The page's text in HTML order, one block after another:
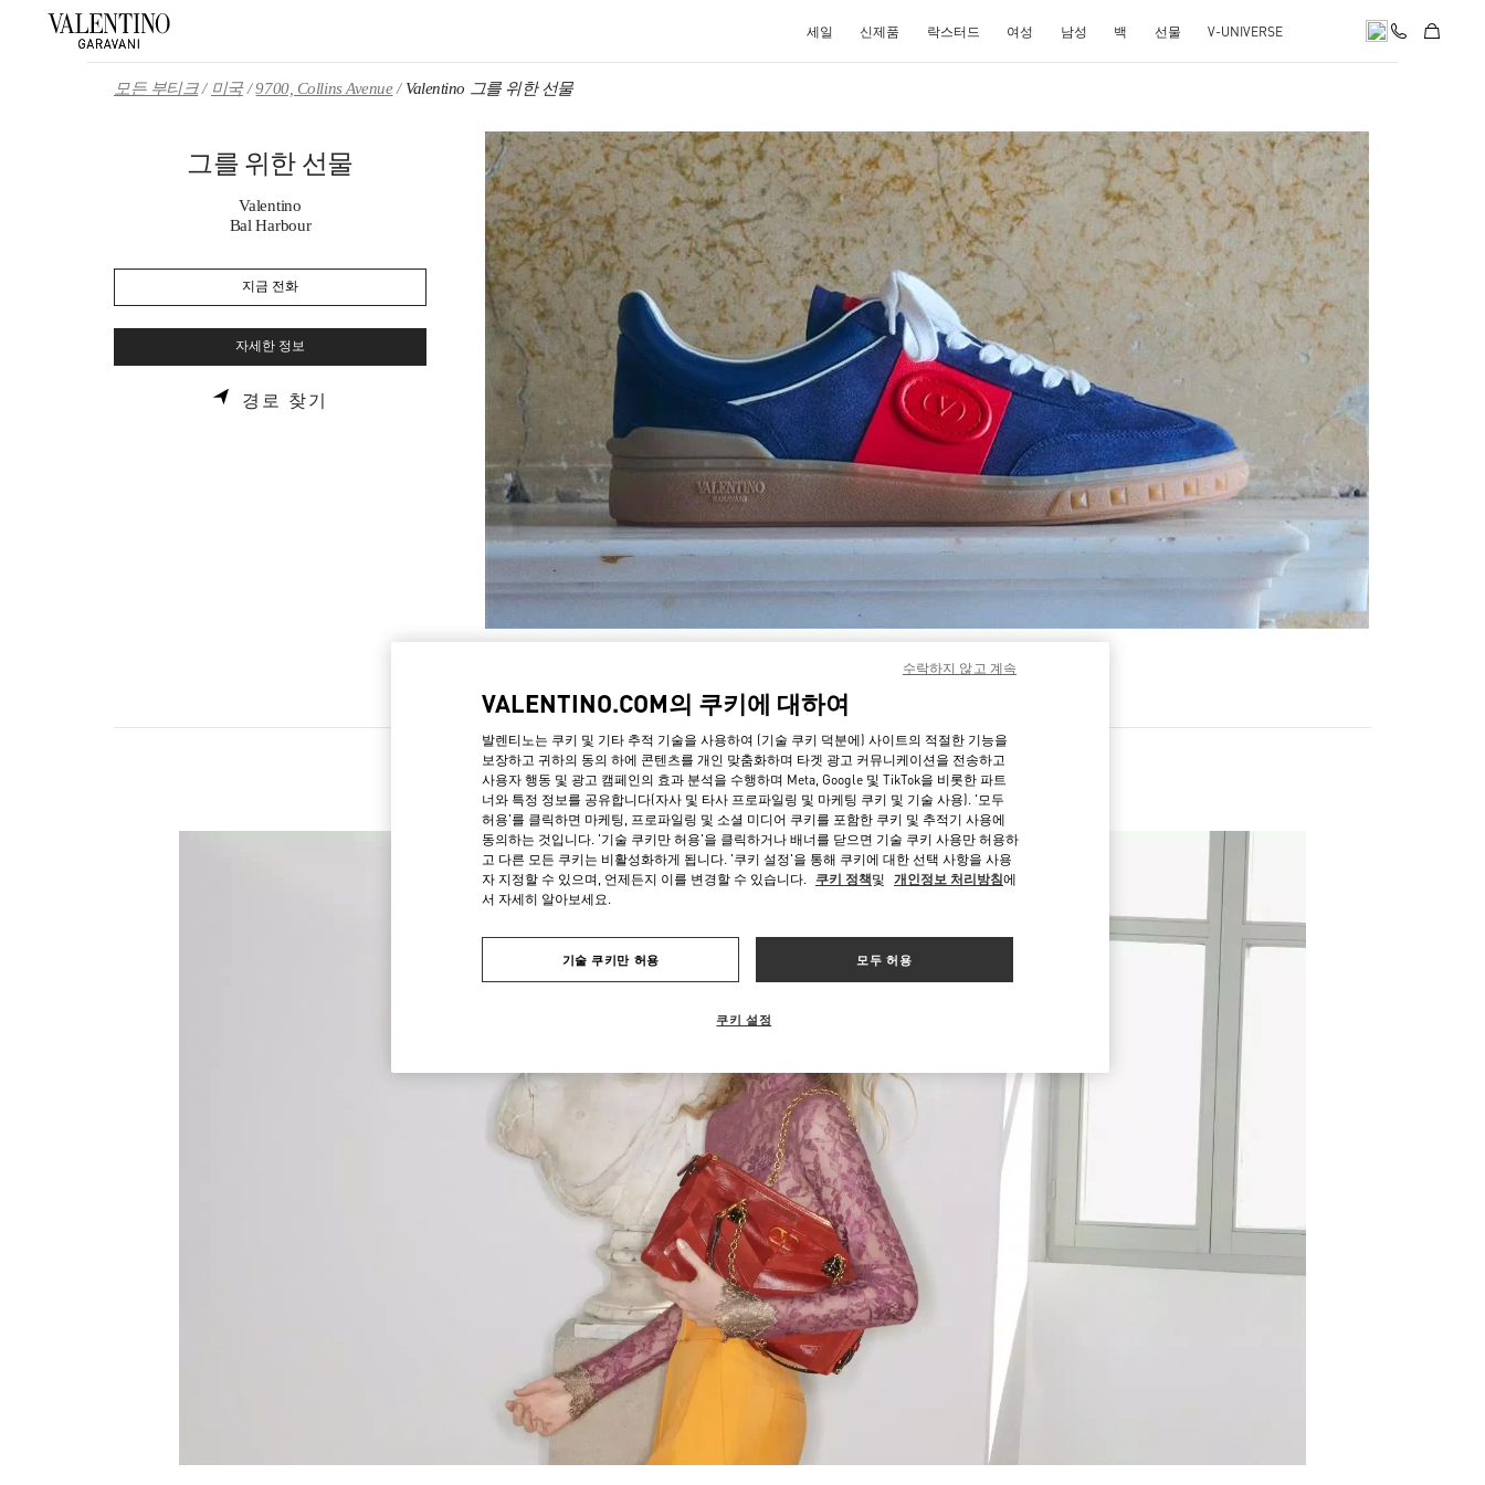
세일 신제품 락스터드 여성 남성 백 선물 V-UNIVERSE
모든 부티크 미국 9700, Collins Avenue Valentino 그를 위한 선물
그를 위한 선물
Valentino
Bal Harbour
지금 전화
자세한 정보
경로 찾기 LINK OPENS IN NEW TAB
자세히 보기
Link Opens in New Tab
신제품
VALENTINO.COM의 쿠키에 대하여
발렌티노는 쿠키 및 기타 추적 기술을 사용하여 (기술 쿠키 덕분에) 사이트의 적절한 기능을
보장하고 귀하의 동의 하에 콘텐츠를 개인 맞춤화하며 타겟 광고 커뮤니케이션을 전송하고
사용자 행동 및 광고 캠페인의 효과 분석을 수행하며 Meta, Google 및 TikTok을 비롯한 파트
너와 특정 정보를 공유합니다(자사 및 타사 프로파일링 및 마케팅 쿠키 및 기술 사용). '모두
허용'를 클릭하면 마케팅, 프로파일링 및 소셜 미디어 쿠키를 포함한 쿠키 및 추적기 사용에
동의하는 것입니다. '기술 쿠키만 허용'을 클릭하거나 배너를 닫으면 기술 쿠키 사용만 허용하
고 다른 모든 쿠키는 비활성화하게 됩니다. '쿠키 설정'을 통해 쿠키에 대한 선택 사항을 사용
자 지정할 수 있으며, 언제든지 이를 변경할 수 있습니다.
쿠키 정책및 개인정보 처리방침에
서 자세히 알아보세요.
기술 쿠키만 허용 모두 허용
쿠키 설정
수락하지 않고 계속